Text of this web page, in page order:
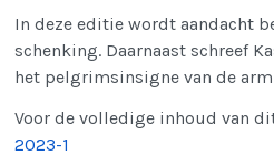
In deze editie wordt aandacht
schenking. Daarnaast schreef
het pelgrimsinsigne van de arm
Voor de volledige inhoud van
2023-1